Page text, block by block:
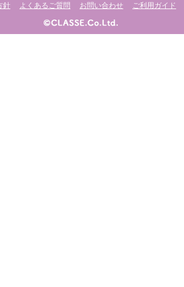
針 よくあるご質問 お問い合わせ ご利用ガイド